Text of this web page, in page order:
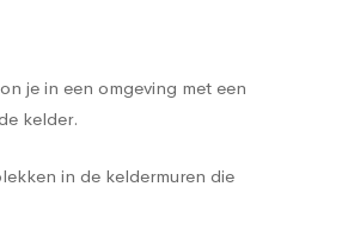
je in een omgeving met een
kelder.
in de keldermuren die